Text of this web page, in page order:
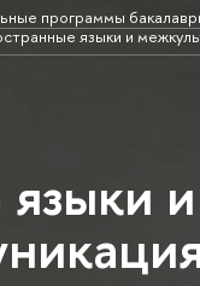
программы
языки и